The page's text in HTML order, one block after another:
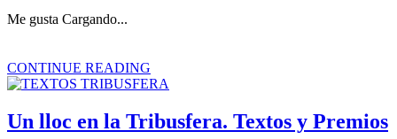
Me gusta Cargando...
CONTINUE READING
Un lloc en la Tribusfera. Textos y Premios